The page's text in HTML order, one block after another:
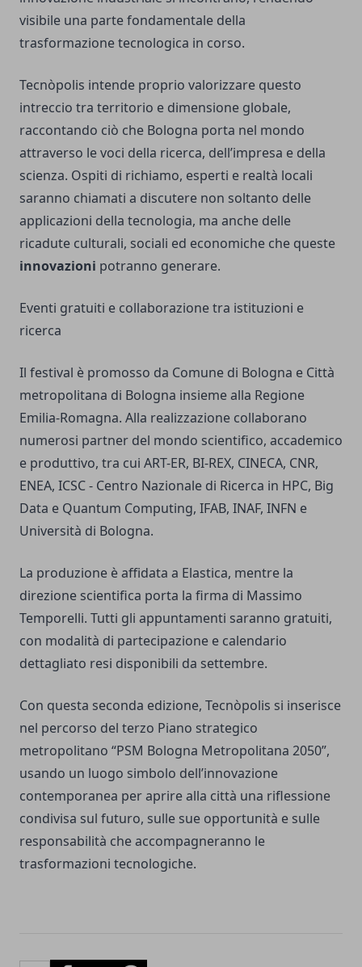
visibile una parte fondamentale della
trasformazione tecnologica in corso.
Tecnòpolis intende proprio valorizzare questo
intreccio tra territorio e dimensione globale,
raccontando ciò che Bologna porta nel mondo
attraverso le voci della ricerca, dell’impresa e della
scienza. Ospiti di richiamo, esperti e realtà locali
saranno chiamati a discutere non soltanto delle
applicazioni della tecnologia, ma anche delle
ricadute culturali, sociali ed economiche che queste
innovazioni potranno generare.
Eventi gratuiti e collaborazione tra istituzioni e
ricerca
Il festival è promosso da Comune di Bologna e Città
metropolitana di Bologna insieme alla Regione
Emilia-Romagna. Alla realizzazione collaborano
numerosi partner del mondo scientifico, accademico
e produttivo, tra cui ART-ER, BI-REX, CINECA, CNR,
ENEA, ICSC - Centro Nazionale di Ricerca in HPC, Big
Data e Quantum Computing, IFAB, INAF, INFN e
Università di Bologna.
La produzione è affidata a Elastica, mentre la
direzione scientifica porta la firma di Massimo
Temporelli. Tutti gli appuntamenti saranno gratuiti,
con modalità di partecipazione e calendario
dettagliato resi disponibili da settembre.
Con questa seconda edizione, Tecnòpolis si inserisce
nel percorso del terzo Piano strategico
metropolitano “PSM Bologna Metropolitana 2050”,
usando un luogo simbolo dell’innovazione
contemporanea per aprire alla città una riflessione
condivisa sul futuro, sulle sue opportunità e sulle
responsabilità che accompagneranno le
trasformazioni tecnologiche.